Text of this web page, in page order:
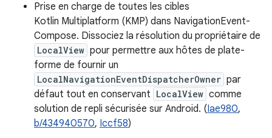
Prise en charge de toutes les cibles
Kotlin Multiplatform (KMP) dans NavigationEvent-
Compose. Dissociez la résolution du propriétaire de
LocalView pour permettre aux hôtes de plate-
forme de fournir un
LocalNavigationEventDispatcherOwner par
défaut tout en conservant LocalView comme
solution de repli sécurisée sur Android. (Iae980,
b/434940570, Iccf58)